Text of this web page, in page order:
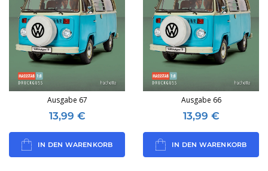
Ausgabe 67
13,99 €
IN DEN WARENKORB
Ausgabe 66
13,99 €
IN DEN WARENKORB